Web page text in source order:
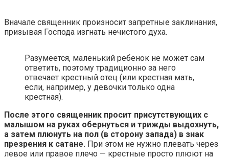
Вначале священник произносит запретные заклинания,
призывая Господа изгнать нечистого духа.
Разумеется, маленький ребенок не может сам
ответить, поэтому традиционно за него
отвечает крестный отец (или крестная мать,
если, например, у девочки только одна
крестная).
После этого священник просит присутствующих с
малышом на руках обернуться и трижды выдохнуть,
а затем плюнуть на пол (в сторону запада) в знак
презрения к сатане. При этом не нужно плевать через
левое или правое плечо — крестные просто плюют на